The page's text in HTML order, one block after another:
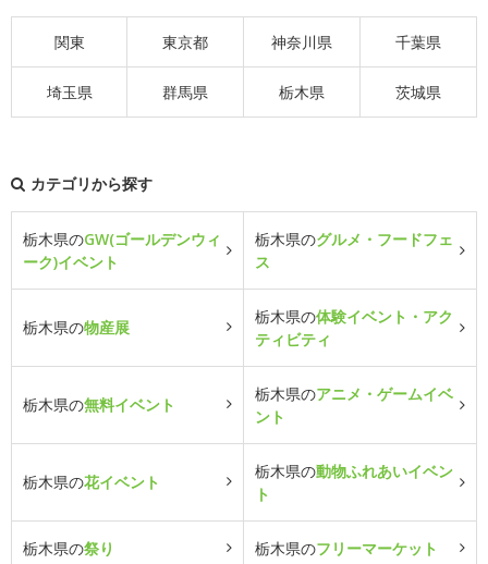
関東 東京都 神奈川県 千葉県
埼玉県 群馬県 栃木県 茨城県
カテゴリから探す
栃木県のGW(ゴールデンウィ
ーク)イベント
栃木県のグルメ・フードフェ
ス
栃木県の物産展
栃木県の体験イベント・アク
ティビティ
栃木県の無料イベント
栃木県のアニメ・ゲームイベ
ント
栃木県の花イベント
栃木県の動物ふれあいイベン
ト
栃木県の祭り 栃木県のフリーマーケット